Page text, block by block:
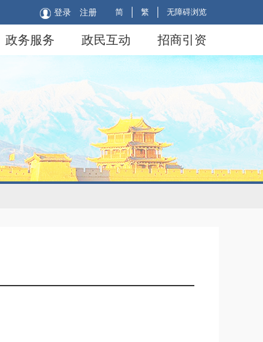
简 繁 无障碍浏览
登录 注册
政务服务 政民互动 招商引资